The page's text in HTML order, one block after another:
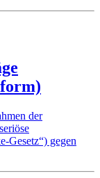
der
Gesetz“) gegen